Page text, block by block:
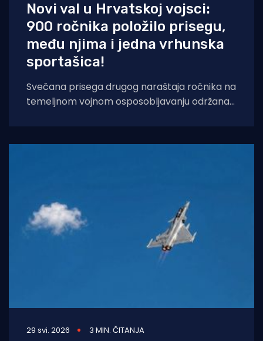
Novi val u Hrvatskoj vojsci:
900 ročnika položilo prisegu,
među njima i jedna vrhunska
sportašica!
Svečana prisega drugog naraštaja ročnika na
temeljnom vojnom osposobljavanju održana
29 svi. 2026 3 MIN. ČITANJA